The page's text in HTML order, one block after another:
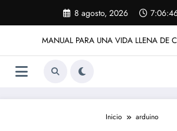
contenido
8 agosto, 2026
MANUAL PARA UNA VIDA LLENA DE
Inicio arduino